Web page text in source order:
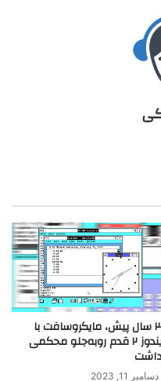
۳۶ سال پیش، مایکروسافت با
ویندوز ۲ قدم روبه‌جلو محکمی
دسامبر 11, 2023